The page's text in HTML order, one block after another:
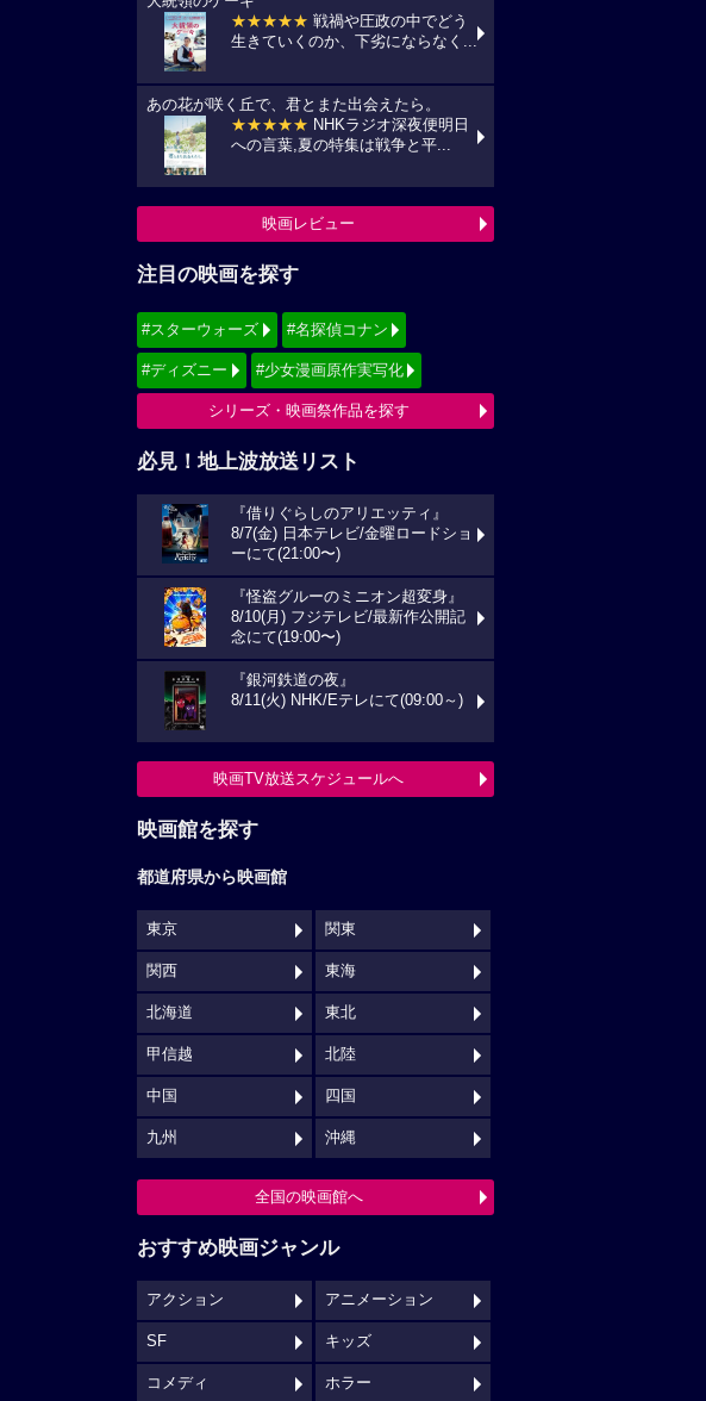
★★★★★ 戦禍や圧政の中でどう
生きていくのか、下劣にならなく...
あの花が咲く丘で、君とまた出会えたら。
★★★★★ NHKラジオ深夜便明日
への言葉,夏の特集は戦争と平...
映画レビュー
注目の映画を探す
#スターウォーズ #名探偵コナン
#ディズニー #少女漫画原作実写化
シリーズ・映画祭作品を探す
必見！地上波放送リスト
『借りぐらしのアリエッティ』
8/7(金) 日本テレビ/金曜ロードショ
ーにて(21:00〜)
『怪盗グルーのミニオン超変身』
8/10(月) フジテレビ/最新作公開記
念にて(19:00〜)
『銀河鉄道の夜』
8/11(火) NHK/Eテレにて(09:00～)
映画TV放送スケジュールへ
映画館を探す
都道府県から映画館
東京 関東
関西 東海
北海道 東北
甲信越 北陸
中国 四国
九州 沖縄
全国の映画館へ
おすすめ映画ジャンル
アクション アニメーション
SF キッズ
コメディ ホラー